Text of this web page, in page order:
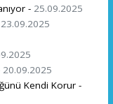
- 25.09.2025
23.09.2025
20.09.2025
Kendi Korur -